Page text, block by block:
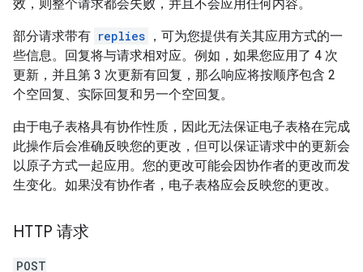
效，则整个请求都会失败，并且不会应用任何内容。
部分请求带有 replies ，可为您提供有关其应用方式的一
些信息。回复将与请求相对应。例如，如果您应用了 4 次
更新，并且第 3 次更新有回复，那么响应将按顺序包含 2
个空回复、实际回复和另一个空回复。
由于电子表格具有协作性质，因此无法保证电子表格在完成
此操作后会准确反映您的更改，但可以保证请求中的更新会
以原子方式一起应用。您的更改可能会因协作者的更改而发
生变化。如果没有协作者，电子表格应会反映您的更改。
HTTP 请求
POST